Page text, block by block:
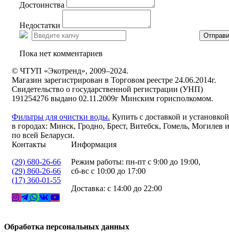
Достоинства
Недостатки
Пока нет комментариев
© ЧТУП «Экотренд», 2009–2024.
Магазин зарегистрирован в Торговом реестре 24.06.2014г.
Свидетельство о государственной регистрации (УНП)
191254276 выдано 02.11.2009г Минским горисполкомом.
Фильтры для очистки воды. Купить с доставкой и установкой
в городах: Минск, Гродно, Брест, Витебск, Гомель, Могилев и
по всей Беларуси.
Контакты
(29) 680-26-66
(29) 860-26-66
(17) 360-01-55
Информация
Режим работы: пн-пт с 9:00 до 19:00,
сб-вс с 10:00 до 17:00
Доставка: с 14:00 до 22:00
Обработка персональных данных